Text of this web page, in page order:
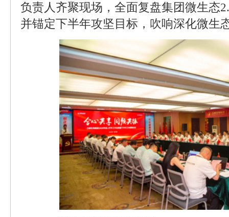
负责人齐聚现场，全面复盘集团微生态
并锚定下半年攻坚目标，吹响深化微生